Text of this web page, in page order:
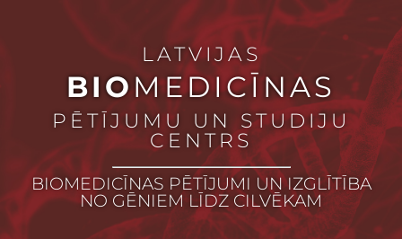
LATVIJAS
BIOMEDICĪNAS
PĒTĪJUMU UN STUDIJU
CENTRS
BIOMEDICĪNAS PĒTĪJUMI UN IZGLĪTĪBA
NO GĒNIEM LĪDZ CILVĒKAM